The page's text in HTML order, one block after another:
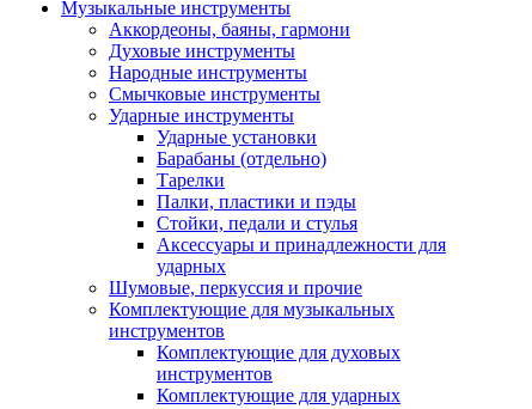
Музыкальные инструменты
Аккордеоны, баяны, гармони
Духовые инструменты
Народные инструменты
Смычковые инструменты
Ударные инструменты
Ударные установки
Барабаны (отдельно)
Тарелки
Палки, пластики и пэды
Стойки, педали и стулья
Аксессуары и принадлежности для
ударных
Шумовые, перкуссия и прочие
Комплектующие для музыкальных
инструментов
Комплектующие для духовых
инструментов
Комплектующие для ударных